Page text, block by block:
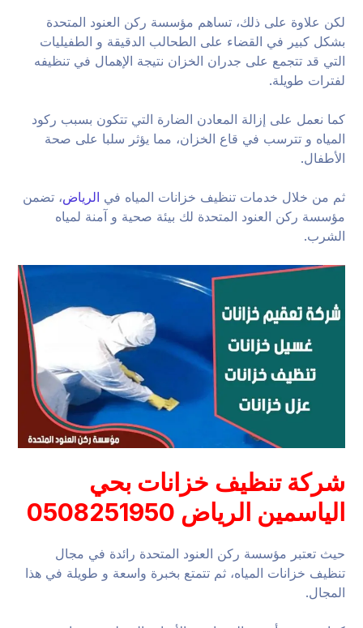
لكن علاوة على ذلك، تساهم مؤسسة ركن العنود المتحدة
بشكل كبير في القضاء على الطحالب الدقيقة و الطفيليات
التي قد تتجمع على جدران الخزان نتيجة الإهمال في تنظيفه
لفترات طويلة.
كما نعمل على إزالة المعادن الضارة التي تتكون بسبب ركود
المياه و تترسب في قاع الخزان، مما يؤثر سلبا على صحة
الأطفال.
ثم من خلال خدمات تنظيف خزانات المياه في الرياض، تضمن
مؤسسة ركن العنود المتحدة لك بيئة صحية و آمنة لمياه
الشرب.
شركة تنظيف خزانات بحي
الياسمين الرياض 0508251950
حيث تعتبر مؤسسة ركن العنود المتحدة رائدة في مجال
تنظيف خزانات المياه، ثم تتمتع بخبرة واسعة و طويلة في هذا
المجال.